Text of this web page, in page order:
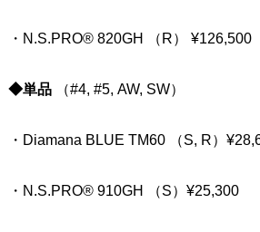
・N.S.PRO® 820GH （R） ¥126,500
◆単品 （#4, #5, AW, SW）
・Diamana BLUE TM60 （S, R）
・N.S.PRO® 910GH （S）¥25,300